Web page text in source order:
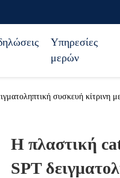
Υπηρεσίες
μερών
συσκευή κίτρινη
Η πλαστική
SPT